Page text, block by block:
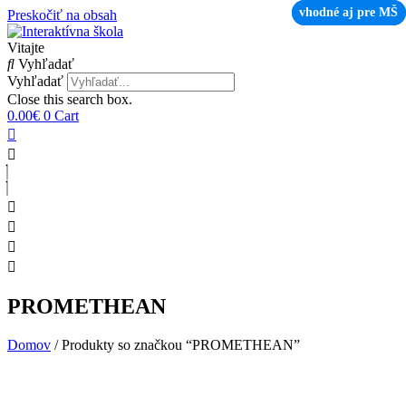
Preskočiť na obsah
Vitajte
Vyhľadať
Vyhľadať
Close this search box.
0.00€ 0 Cart
PROMETHEAN
Domov / Produkty so značkou “PROMETHEAN”
vhodné aj pre MŠ
vhodné aj pre MŠ